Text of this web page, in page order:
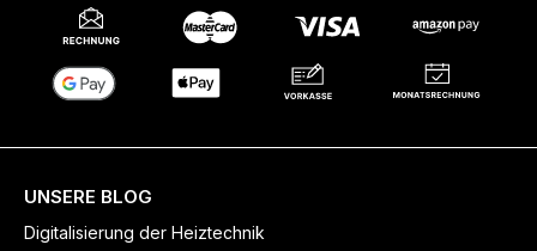
UNSERE BLOG
Digitalisierung der Heiztechnik